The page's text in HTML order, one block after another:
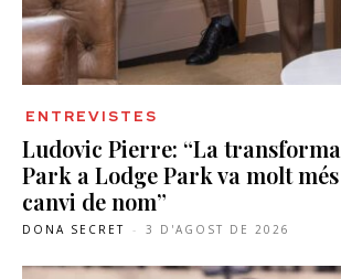
ENTREVISTES
Ludovic Pierre: “La
Park a Lodge Park va molt
canvi de nom”
DONA SECRET - 3 D'AGOST DE 2026